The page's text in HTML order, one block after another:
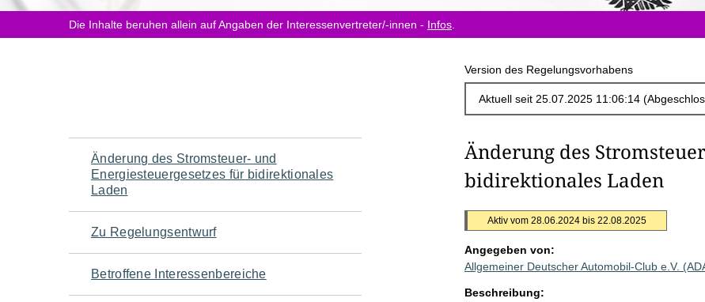
hier:Die Inhalte beruhen allein auf Angaben der Interessenvertreter/-innen - Infos
Version des Regelungsvorhabens
Navigation
für
den
Seiteninhalt
Änderung des Stromsteuer- und
Energiesteuergesetzes für bidirektionales
Laden
Zu Regelungsentwurf
Betroffene Interessenbereiche
Änderung des
bidirektionales Laden
Aktiv vom 28.06.2024 bis 22.08.2025
Angegeben von:
Allgemeiner Deutscher Automobil-Club e.V.
Beschreibung: